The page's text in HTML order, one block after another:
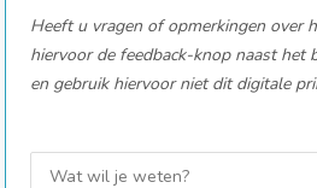
Heeft u vragen of opmerkingen over
hiervoor de feedback-knop naast het
en gebruik hiervoor niet dit digitale